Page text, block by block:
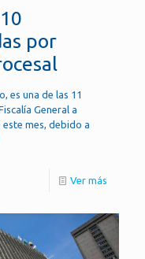
por
es una de las 11
General a
mes, debido a
Ver más